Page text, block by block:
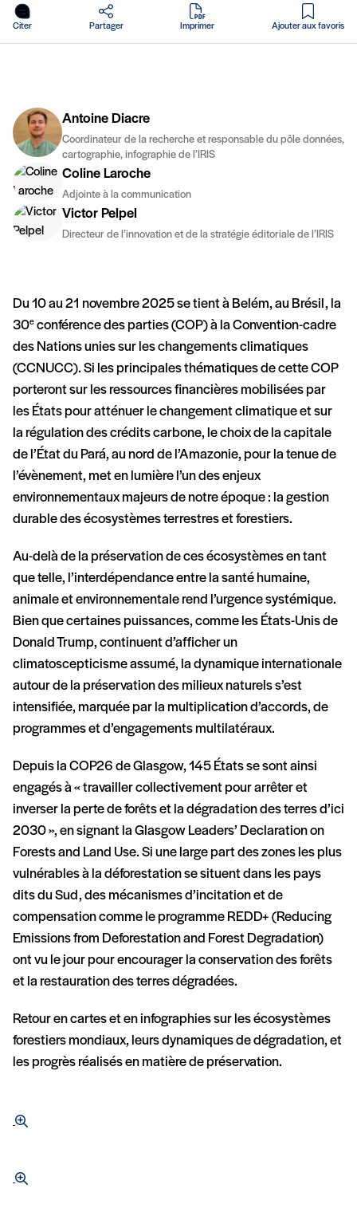
Citer Partager Imprimer
en PDF
Ajouter aux favoris
Antoine Diacre
Coordinateur de la recherche et responsable du pôle données,
cartographie, infographie de l’IRIS
Coline Laroche
Adjointe à la communication
Victor Pelpel
Directeur de l’innovation et de la stratégie éditoriale de l’IRIS
Du 10 au 21 novembre 2025 se tient à Belém, au Brésil, la
30e conférence des parties (COP) à la Convention-cadre
des Nations unies sur les changements climatiques
(CCNUCC). Si les principales thématiques de cette COP
porteront sur les ressources financières mobilisées par
les États pour atténuer le changement climatique et sur
la régulation des crédits carbone, le choix de la capitale
de l’État du Pará, au nord de l’Amazonie, pour la tenue de
l’évènement, met en lumière l’un des enjeux
environnementaux majeurs de notre époque : la gestion
durable des écosystèmes terrestres et forestiers.
Au-delà de la préservation de ces écosystèmes en tant
que telle, l’interdépendance entre la santé humaine,
animale et environnementale rend l’urgence systémique.
Bien que certaines puissances, comme les États-Unis de
Donald Trump, continuent d’afficher un
climatoscepticisme assumé, la dynamique internationale
autour de la préservation des milieux naturels s’est
intensifiée, marquée par la multiplication d’accords, de
programmes et d’engagements multilatéraux.
Depuis la COP26 de Glasgow, 145 États se sont ainsi
engagés à « travailler collectivement pour arrêter et
inverser la perte de forêts et la dégradation des terres d’ici
2030 », en signant la Glasgow Leaders’ Declaration on
Forests and Land Use. Si une large part des zones les plus
vulnérables à la déforestation se situent dans les pays
dits du Sud, des mécanismes d’incitation et de
compensation comme le programme REDD+ (Reducing
Emissions from Deforestation and Forest Degradation)
ont vu le jour pour encourager la conservation des forêts
et la restauration des terres dégradées.
Retour en cartes et en infographies sur les écosystèmes
forestiers mondiaux, leurs dynamiques de dégradation, et
les progrès réalisés en matière de préservation.